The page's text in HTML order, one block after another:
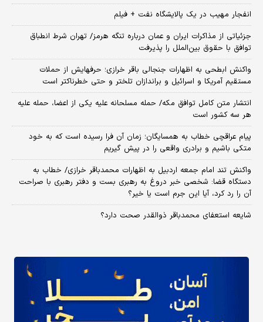
انفجار مهیب در یک پالایشگاه نفت + فیلم
جزئیاتی از مذاکرات ایران و عمان درباره تنگه هرمز/ تهران شرط انطباق
توافق با حقوق بین‌الملل را پذیرفت
واکنش ابطحی به اظهارات جنجالی باقر خرازی؛ حرفهایش از حملات
مستقیم آمریکا و اسرائیل و براندازان تلختر و حتی خطرناکتر است
انتشار متن کامل توافق مکه/ حمله مسلحانه علیه یکی از اعضا، حمله علیه
هر سه کشور است
پیام عراقچی خطاب به همسایگان؛ زمان آن فرا رسیده است که به خود
متکی باشیم و برادری واقعی را در پیش گیریم
واکنش تند امام جمعه اردبیل به اظهارات محمدباقر خرازی/ خطاب به
دستگاه قضا: شخصی خبر دروغ به رهبری بست و دفتر رهبری با صراحت
آن را رد کرد، آیا این جرم است یا خیر؟
شایعه استعفای محمدباقر ذوالقدر صحت دارد؟